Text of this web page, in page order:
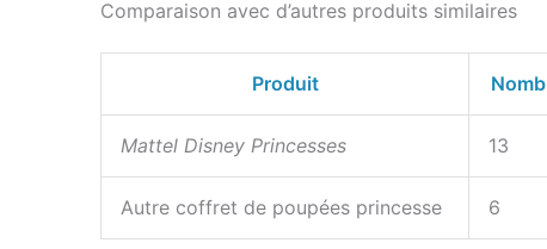
Comparaison avec d’autres produits similaires
Produit
Mattel Disney Princesses 13
Autre coffret de poupées princesse 6